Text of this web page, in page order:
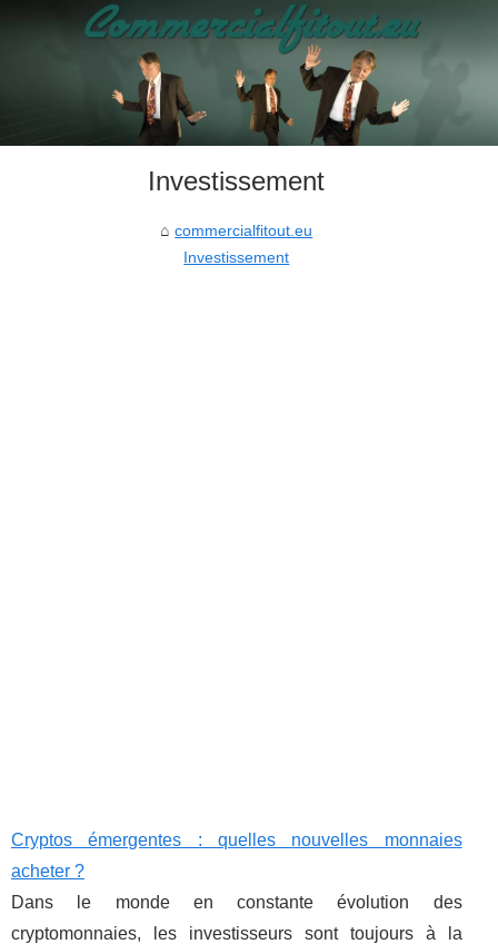
Investissement
commercialfitout.eu
Investissement
Cryptos émergentes : quelles nouvelles monnaies
acheter ?
Dans le monde en constante évolution des
cryptomonnaies, les investisseurs sont toujours à la